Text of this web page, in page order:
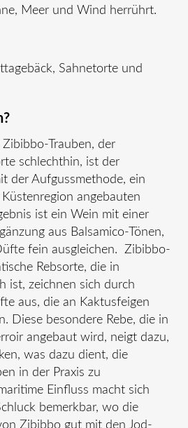
Meer und Wind herrührt.
Sahnetorte und
Zibibbo-Trauben, der
schlechthin, ist der
der Aufgussmethode, ein
angebauten
ist ein Wein mit einer
aus Balsamico-Tönen,
fein ausgleichen. Zibibbo-
Rebsorte, die in
ist, zeichnen sich durch
aus, die an Kaktusfeigen
Diese besondere Rebe, die in
angebaut wird, neigt dazu,
was dazu dient, die
in der Praxis zu
Einfluss macht sich
bemerkbar, wo die
Zibibbo gut mit den Jod-